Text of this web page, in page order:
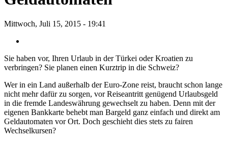
Mittwoch, Juli 15, 2015 - 19:41
Sie haben vor, Ihren Urlaub in der Türkei oder Kroatien zu
verbringen? Sie planen einen Kurztrip in die Schweiz?
Wer in ein Land außerhalb der Euro-Zone reist, braucht schon lange
nicht mehr dafür zu sorgen, vor Reiseantritt genügend Urlaubsgeld
in die fremde Landeswährung gewechselt zu haben. Denn mit der
eigenen Bankkarte behebt man Bargeld ganz einfach und direkt am
Geldautomaten vor Ort. Doch geschieht dies stets zu fairen
Wechselkursen?